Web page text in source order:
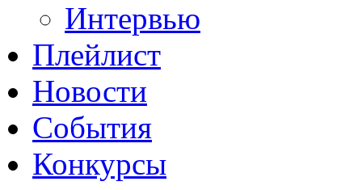
Интервью
Плейлист
Новости
События
Конкурсы